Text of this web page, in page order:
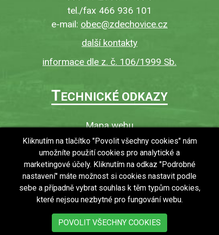
tel./fax 466 936 101
e-mail: obec@zdechovice.cz
další kontakty
informace dle z. č. 106/1999 Sb.
TECHNICKÉ ODKAZY
Mapa webu
O webu
Povinně zveřejňované informace
Ochrana osobních údajů (GDPR)
Vyhledávání
RSS
Bezbariérový přístup v obci
Kliknutím na tlačítko "Povolit všechny cookies" nám
umožníte použití cookies pro analytické a
marketingové účely. Kliknutím na odkaz "Podrobné
nastavení" máte možnost si cookies nastavit podle
sebe a případně vybrat souhlas k těm typům cookies,
které nejsou nezbytné pro fungování webu.
POVOLIT VŠECHNY COOKIES